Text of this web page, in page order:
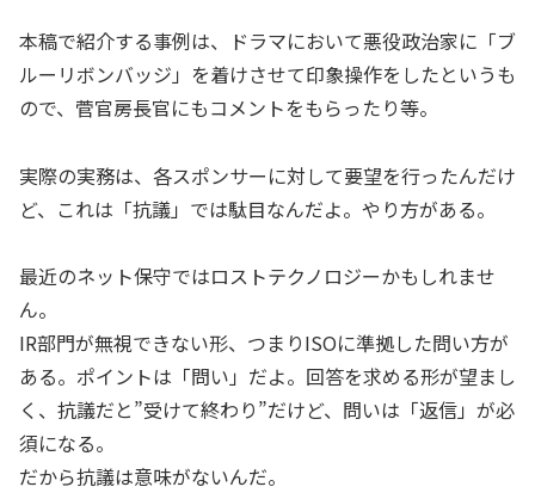
本稿で紹介する事例は、ドラマにおいて悪役政治家に「ブ
ルーリボンバッジ」を着けさせて印象操作をしたというも
ので、菅官房長官にもコメントをもらったり等。
実際の実務は、各スポンサーに対して要望を行ったんだけ
ど、これは「抗議」では駄目なんだよ。やり方がある。
最近のネット保守ではロストテクノロジーかもしれませ
ん。
IR部門が無視できない形、つまりISOに準拠した問い方が
ある。ポイントは「問い」だよ。回答を求める形が望まし
く、抗議だと”受けて終わり”だけど、問いは「返信」が必
須になる。
だから抗議は意味がないんだ。